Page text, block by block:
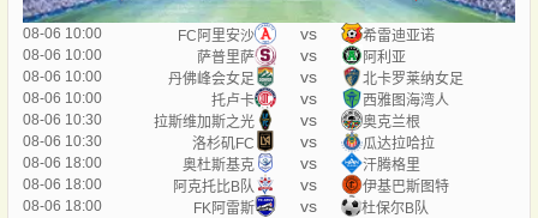
08-06 10:00 FC阿里安沙 vs
希雷迪亚诺
08-06 10:00
萨普里萨 vs
阿利亚
08-06 10:00
丹佛峰会女足 vs
北卡罗莱纳女足
08-06 10:00
托卢卡 vs
西雅图海湾人
08-06 10:30
拉斯维加斯之光 vs
奥克兰根
08-06 10:30
洛杉矶FC vs
瓜达拉哈拉
08-06 18:00
奥杜斯基克 vs
汗腾格里
08-06 18:00
阿克托比B队 vs
伊基巴斯图特
08-06 18:00
FK阿雷斯 vs 杜保尔B队